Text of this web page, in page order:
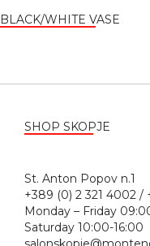
BLACK/WHITE VASE
SHOP SKOPJE
St.
+389 (0) 2 321 4002 /
Monday – Friday
Saturday 10:00-16:00